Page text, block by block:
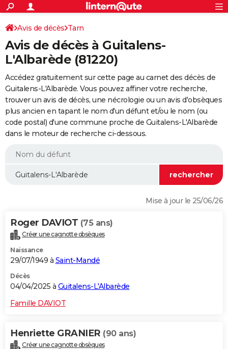
ACTUALITÉS
Politique
Société
Faits Divers
Education
Monde
Villes
+
SPORT
Coupe du monde 2026
Football
Tennis
Cyclisme
Rugby
Forum
CULTURE
FINANCE
Retraite
Impôts
Epargne
Immobilier
Risques naturels par ville
Banque
Assurance
Crédit
Essais
Réserver un essai
Citadines
Berlines
SUV
Forum auto
+
HIGH-TECH
Mobiles
Meilleur smartphone
Internet
Ordinateurs
Jeux vidéo
Guide high-tech
+
BRICOLAGE
Forum
Aménagement intérieur
Extérieur
Cuisine
Salle de bains
Jardinage
Rangement
WEEK-END
Guides de France
Escapades
Patrimoine
Expositions
Musées
Week-end nature
LIFESTYLE
Alimentation
Guide de la santé
Maladies
Médicaments
Sommeil
VOYAGE
Destinations
City break
Voyage nature
Voyage de noces
Forum
Climat
+PHOTO
GUIDES D'ACHAT
BONS PLANS
CARTE DE VOEUX
Dictionnaire
Biographies
Citations
Expressions
Proverbes
PROGRAMME TV
Avis de décès Tarn
Avis de décès à Guitalens-
L'Albarède (81220)
Accédez gratuitement sur cette page au carnet des décès de
Guitalens-L'Albarède. Vous pouvez affiner votre recherche,
trouver un avis de décès, une nécrologie ou un avis d'obsèques
plus ancien en tapant le nom d'un défunt et/ou le nom (ou
code postal) d'une commune proche de Guitalens-L'Albarède
dans le moteur de recherche ci-dessous.
Mise à jour le 25/06/26
Roger DAVIOT (75 ans)
Créer une cagnotte obsèques
Naissance
29/07/1949 à Saint-Mandé
Décès
04/04/2025 à Guitalens-L'Albarède
Famille DAVIOT
Henriette GRANIER (90 ans)
Créer une cagnotte obsèques